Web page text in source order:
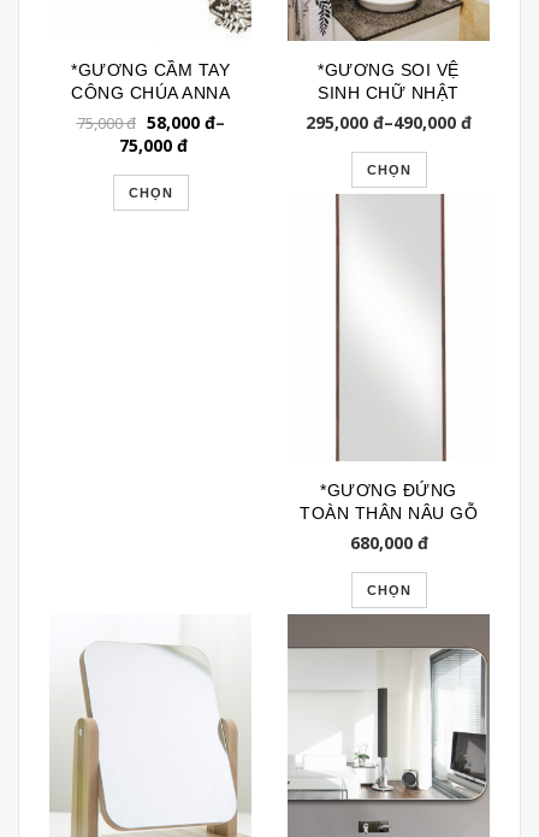
*GƯƠNG CẦM TAY
CÔNG CHÚA ANNA
SUI SIZE LỚN
ASC096
75,000đ 58,000đ–
75,000 đ
CHỌN
*GƯƠNG SOI VỆ
SINH CHỮ NHẬT
TRƠN A394
295,000 đ–490,000 đ
CHỌN
*GƯƠNG ĐỨNG
TOÀN THÂN NÂU GỖ
VIỀN NHỎ GSTT218
680,000đ
CHỌN